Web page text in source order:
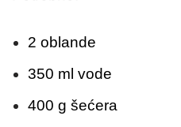
2 oblande
350 ml vode
400 g šećera